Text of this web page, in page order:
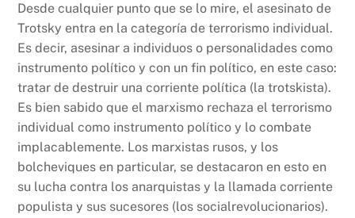
Desde cualquier punto que se lo mire, el asesinato de
Trotsky entra en la categoría de terrorismo individual.
Es decir, asesinar a individuos o personalidades como
instrumento político y con un fin político, en este caso:
tratar de destruir una corriente política (la trotskista).
Es bien sabido que el marxismo rechaza el terrorismo
individual como instrumento político y lo combate
implacablemente. Los marxistas rusos, y los
bolcheviques en particular, se destacaron en esto en
su lucha contra los anarquistas y la llamada corriente
populista y sus sucesores (los socialrevolucionarios).